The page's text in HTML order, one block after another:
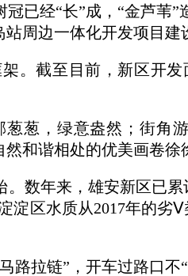
已经“长”成，“金芦苇”
站周边一体化开发项目
。截至目前，新区开发
葱，绿意盎然；街角
和谐相处的优美画卷徐
数年来，雄安新区已
淀区水质从2017年的劣Ⅴ
路拉链”，开车过路口